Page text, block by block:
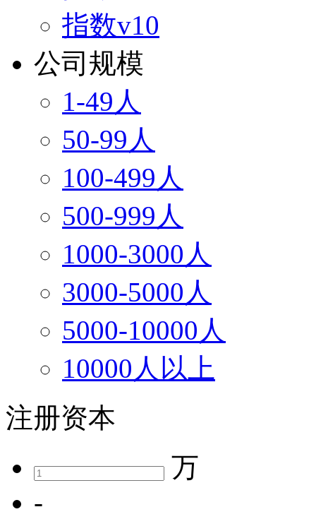
指数v10
公司规模
1-49人
50-99人
100-499人
500-999人
1000-3000人
3000-5000人
5000-10000人
10000人以上
注册资本
万
-